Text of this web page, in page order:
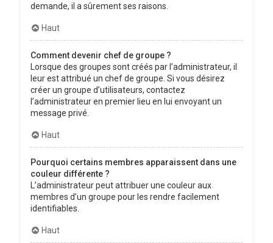
demande, il a sûrement ses raisons.
Haut
Comment devenir chef de groupe ?
Lorsque des groupes sont créés par l’administrateur, il
leur est attribué un chef de groupe. Si vous désirez
créer un groupe d’utilisateurs, contactez
l’administrateur en premier lieu en lui envoyant un
message privé.
Haut
Pourquoi certains membres apparaissent dans une
couleur différente ?
L’administrateur peut attribuer une couleur aux
membres d’un groupe pour les rendre facilement
identifiables.
Haut